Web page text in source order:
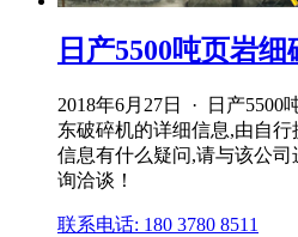
日产5500吨页岩
2018年6月27日 · 日产5500
东破碎机的详细信息,由自
信息有什么疑问,请与该公
询洽谈！
联系电话: 180 3780 8511